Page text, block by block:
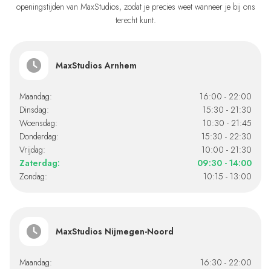
openingstijden van MaxStudios, zodat je precies weet wanneer je bij ons
terecht kunt.
MaxStudios Arnhem
Maandag:
16:00 - 22:00
Dinsdag:
15:30 - 21:30
Woensdag:
10:30 - 21:45
Donderdag:
15:30 - 22:30
Vrijdag:
10:00 - 21:30
Zaterdag:
09:30 - 14:00
Zondag:
10:15 - 13:00
MaxStudios Nijmegen-Noord
Maandag:
16:30 - 22:00